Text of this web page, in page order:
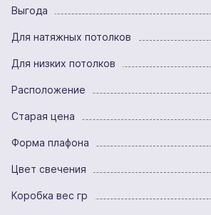
Выгода
Для натяжных потолков
Для низких потолков
Расположение
Старая цена
Форма плафона
Цвет свечения
Коробка вес гр